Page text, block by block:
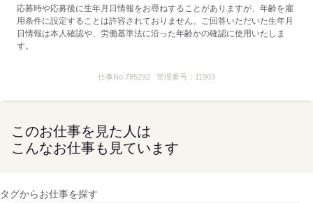
応募時や応募後に生年月日情報をお尋ねすることがありますが、年齢を雇
用条件に設定することは許容されておりません。ご回答いただいた生年月
日情報は本人確認や、労働基準法に沿った年齢かの確認に使用いたしま
す。
仕事No. 785292 管理番号： 11903
このお仕事を見た人は
こんなお仕事も見ています
タグからお仕事を探す